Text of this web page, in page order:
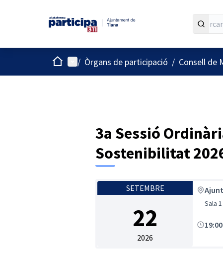
Inici Menú principal
/ Òrgans de participació / Consell de
3a Sessió
Sostenibilitat
SETEMBRE
22
2026
Sala 1